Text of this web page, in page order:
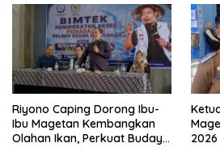
Riyono Caping Dorong Ibu-
Ibu Magetan Kembangkan
Olahan Ikan, Perkuat Budaya